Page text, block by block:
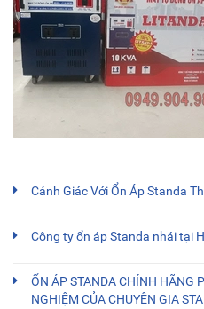
Cảnh Giác Với Ổn Áp Standa
Công ty ổn áp Standa nhái tại
ỔN ÁP STANDA CHÍNH HÃNG
NGHIỆM CỦA CHUYÊN GIA